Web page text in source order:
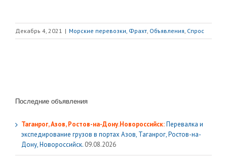
Декабрь 4, 2021 | Морские перевозки, Фрахт Объявления Спрос
Последние объявления
Таганрог, Азов, Ростов-на-Дону.Новороссийск:Перевалка и
экспедирование грузов в портах Азов, Таганрог, Ростов-на-
Дону, Новороссийск. 09.08.2026